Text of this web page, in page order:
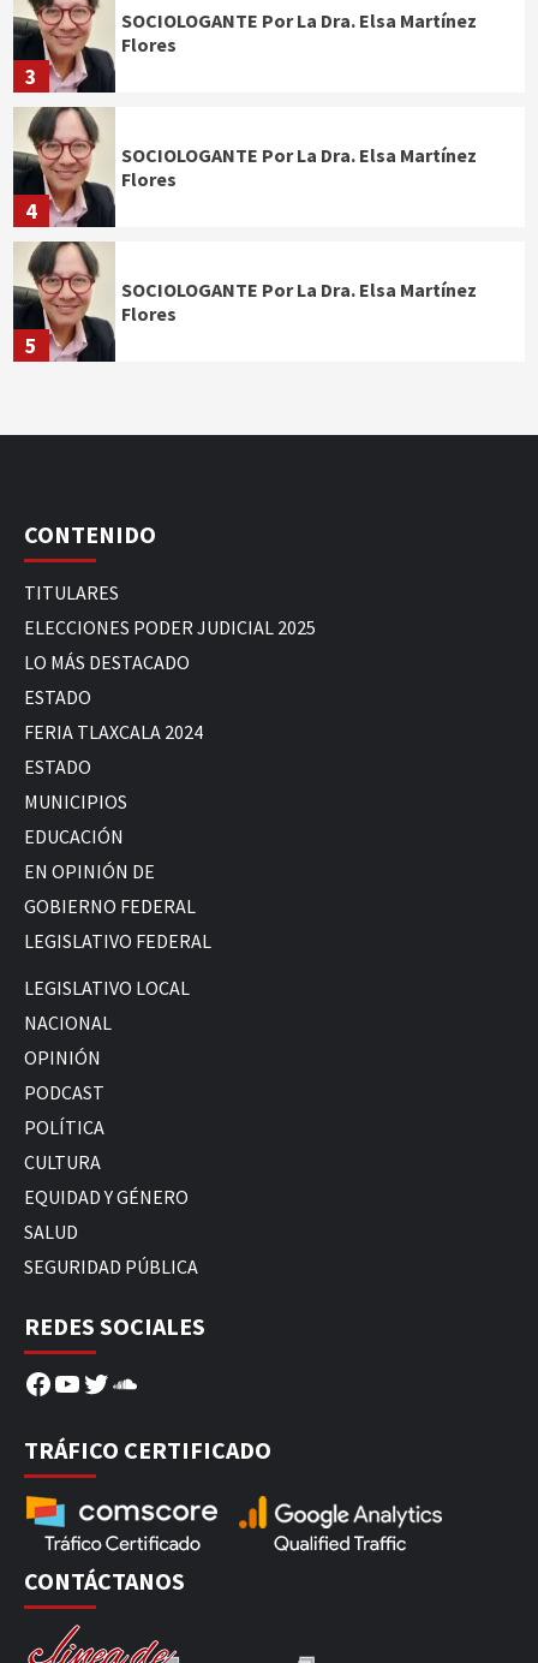
3
SOCIOLOGANTE Por La Dra. Elsa Martínez
Flores
4
SOCIOLOGANTE Por La Dra. Elsa Martínez
Flores
5
SOCIOLOGANTE Por La Dra. Elsa Martínez
Flores
CONTENIDO
TITULARES
ELECCIONES PODER JUDICIAL 2025
LO MÁS DESTACADO
ESTADO
FERIA TLAXCALA 2024
ESTADO
MUNICIPIOS
EDUCACIÓN
EN OPINIÓN DE
GOBIERNO FEDERAL
LEGISLATIVO FEDERAL
LEGISLATIVO LOCAL
NACIONAL
OPINIÓN
PODCAST
POLÍTICA
CULTURA
EQUIDAD Y GÉNERO
SALUD
SEGURIDAD PÚBLICA
REDES SOCIALES
Facebook
YouTube
Twitter
SoundCloud
TRÁFICO CERTIFICADO
CONTÁCTANOS